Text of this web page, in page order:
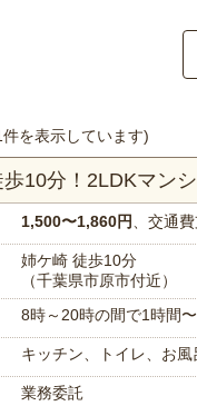
を表示しています)
10分！2LDKマン
1,500〜1,860円 、交通
姉ケ崎 徒歩10分
（千葉県市原市付近）
8時～20時の間で1時間
キッチン、トイレ、お
業務委託